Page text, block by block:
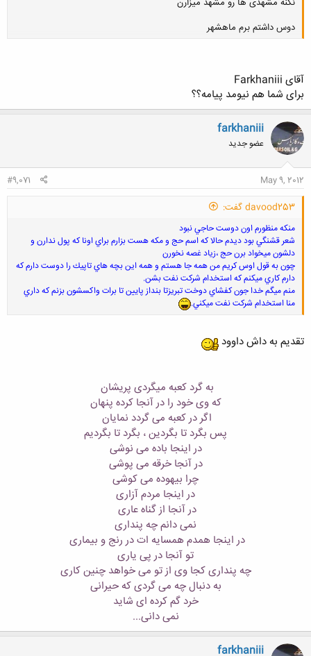
دوس داشتم برم ماهشهر
آقای Farkhaniii
برای شما هم نیومد پیامه؟؟
farkhaniii
عضو جدید
May 9, 2012
#9,071
davood253 گفت:
منكه منظورم اون دوست حاجي نبود
شعر قشنگي بود ديدم حالا كه اسم حج و مكه هست بزارم براي اونا كه پول ندارن و
دلشون ميخواد برن حج ،زياد غصه نخورن
چون به قول اوس كريم من همه جا هستم و همه اين بچه هاي تاپيك را دوست دارم كه
دارم كاري ميكنم كه استخدام شركت نفت بشن.
منم ميگم خدا جون كفشاي دوخت تبريزتا بنداز پايين تا برات واكسشون بزنم كه داري
منا استخدام شركت نفت ميكني.
تقدیم به داش داوود
به گرد کعبه میگردی پریشان
که وی خود را در آنجا کرده پنهان
اگر در کعبه می گردد نمایان
پس بگرد تا بگردین ، بگرد تا بگردیم
در اینجا باده می نوشی
در آنجا خرقه می پوشی
چرا بیهوده می کوشی
در اینجا مردم آزاری
در آنجا از گناه عاری
نمی دانم چه پنداری
در اینجا همدم همسایه ات در رنج و بیماری
تو آنجا در پی یاری
چه پنداری کجا وی از تو می خواهد چنین کاری
به دنبال چه می گردی که حیرانی
خرد گم کرده ای شاید
نمی دانی...
farkhaniii